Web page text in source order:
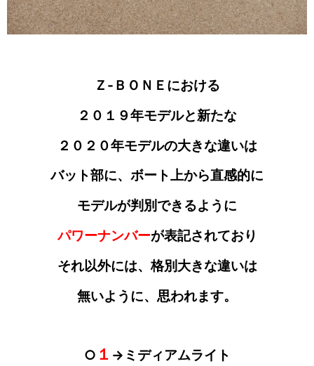
Ｚ‐ＢＯＮＥにおける
２０１９年モデルと新たな
２０２０年モデルの大きな違いは
バット部に、ボート上から直感的に
モデルが判別できるように
パワーナンバーが表記されており
それ以外には、格別大きな違いは
無いように、思われます。
○ １ →ミディアムライト